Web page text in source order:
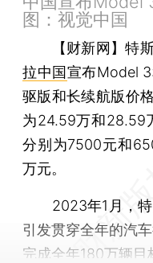
图：视觉中国
【财新网】特
拉中国宣布Model
驱版和长续航版价
为24.59万和28.59
分别为7500元和
万元。
2023年1月，特
引发贯穿全年的汽
完成全年180万辆目